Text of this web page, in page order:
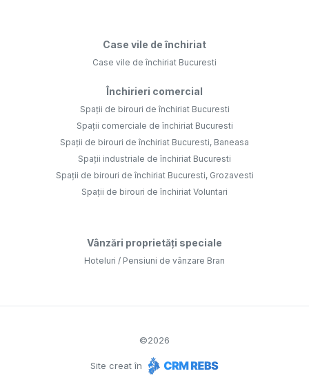
Case vile de închiriat
Case vile de închiriat Bucuresti
Închirieri comercial
Spații de birouri de închiriat Bucuresti
Spații comerciale de închiriat Bucuresti
Spații de birouri de închiriat Bucuresti, Baneasa
Spații industriale de închiriat Bucuresti
Spații de birouri de închiriat Bucuresti, Grozavesti
Spații de birouri de închiriat Voluntari
Vânzări proprietăți speciale
Hoteluri / Pensiuni de vânzare Bran
©2026
Site creat în